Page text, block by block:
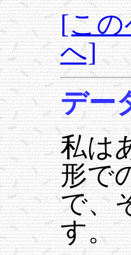
[この
へ]
デー
私は
形で
で、
す。